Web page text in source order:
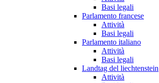
Basi legali
Parlamento francese
Attività
Basi legali
Parlamento italiano
Attività
Basi legali
Landtag del liechtenstein
Attività